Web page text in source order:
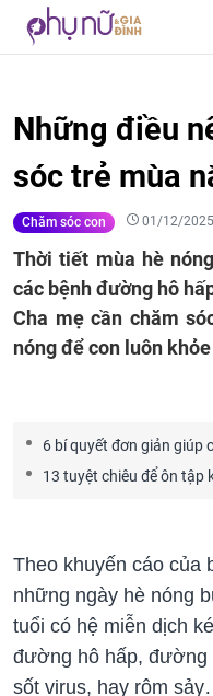
Những điều
sóc trẻ mùa
Chăm sóc con 01/12/
Thời tiết mùa hè
các bệnh đường hô
Cha mẹ cần chăm
nóng để con luôn
6 bí quyết đơn giản giúp
13 tuyệt chiêu để ôn tập
Theo khuyến cáo của
những ngày hè nóng
tuổi có hệ miễn dịch
đường hô hấp, đường
sốt virus, hay rôm